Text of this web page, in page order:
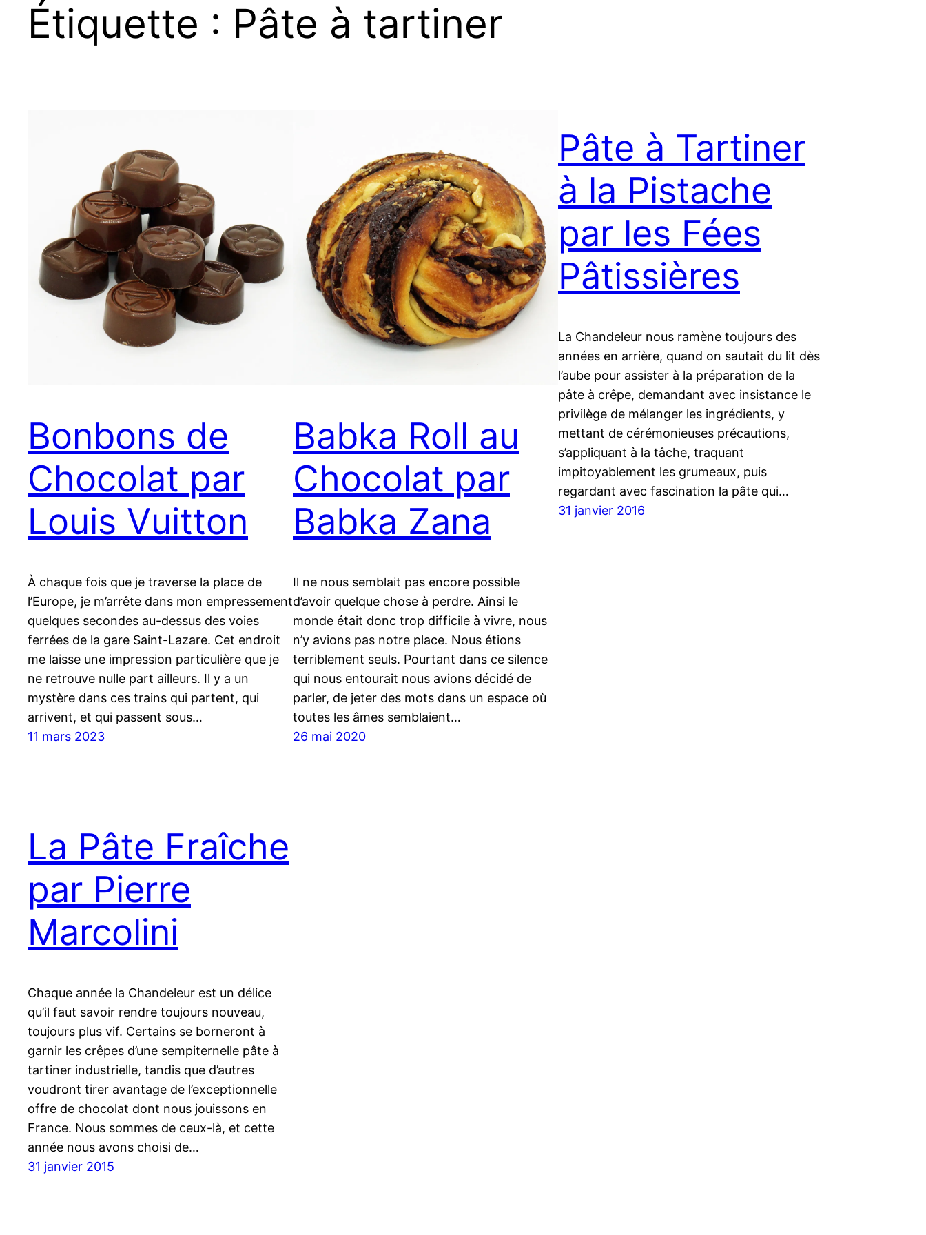
Étiquette : Pâte à tartiner
Bonbons de
Chocolat par
Louis Vuitton
À chaque fois que je traverse la place de
l’Europe, je m’arrête dans mon empressement
quelques secondes au-dessus des voies
ferrées de la gare Saint-Lazare. Cet endroit
me laisse une impression particulière que je
ne retrouve nulle part ailleurs. Il y a un
mystère dans ces trains qui partent, qui
arrivent, et qui passent sous…
11 mars 2023
Babka Roll au
Chocolat par
Babka Zana
Il ne nous semblait pas encore possible
d’avoir quelque chose à perdre. Ainsi le
monde était donc trop difficile à vivre, nous
n’y avions pas notre place. Nous étions
terriblement seuls. Pourtant dans ce silence
qui nous entourait nous avions décidé de
parler, de jeter des mots dans un espace où
toutes les âmes semblaient…
26 mai 2020
Pâte à Tartiner
à la Pistache
par les Fées
Pâtissières
La Chandeleur nous ramène toujours des
années en arrière, quand on sautait du lit dès
l’aube pour assister à la préparation de la
pâte à crêpe, demandant avec insistance le
privilège de mélanger les ingrédients, y
mettant de cérémonieuses précautions,
s’appliquant à la tâche, traquant
impitoyablement les grumeaux, puis
regardant avec fascination la pâte qui…
31 janvier 2016
La Pâte Fraîche
par Pierre
Marcolini
Chaque année la Chandeleur est un délice
qu’il faut savoir rendre toujours nouveau,
toujours plus vif. Certains se borneront à
garnir les crêpes d’une sempiternelle pâte à
tartiner industrielle, tandis que d’autres
voudront tirer avantage de l’exceptionnelle
offre de chocolat dont nous jouissons en
France. Nous sommes de ceux-là, et cette
année nous avons choisi de…
31 janvier 2015